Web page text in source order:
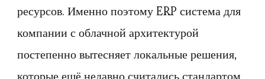
системы
для
компании
ресурсов. Именно поэтому ERP система для
компании с облачной архитектурой
постепенно вытесняет локальные решения,
которые ещё недавно считались стандартом